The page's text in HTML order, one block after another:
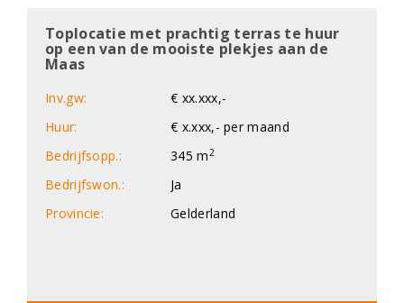
Toplocatie met prachtig terras te huur
op een van de mooiste plekjes aan de
Maas
Inv.gw:
€ xx.xxx,-
Huur:
€ x.xxx,- per maand
Bedrijfsopp.:
345 m 2
Bedrijfswon.:
Ja
Provincie:
Gelderland